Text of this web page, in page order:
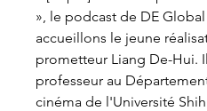
», le podcast de DE
accueillons le jeune
prometteur Liang De-Hui.
professeur au
cinéma de l'Université